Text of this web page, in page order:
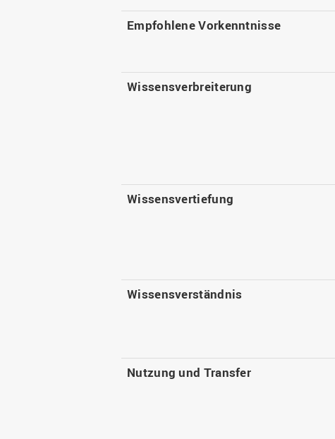
Empfohlene Vorkenntnisse
Wissensverbreiterung
Wissensvertiefung
Wissensverständnis
Nutzung und Transfer